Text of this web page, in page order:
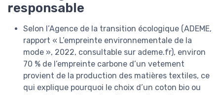
responsable
Selon l’Agence de la transition écologique (ADEME,
rapport « L’empreinte environnementale de la
mode », 2022, consultable sur ademe.fr), environ
70 % de l’empreinte carbone d’un vetement
provient de la production des matières textiles, ce
qui explique pourquoi le choix d’un coton bio ou